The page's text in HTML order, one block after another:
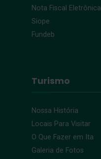
Nota Fiscal Eletrônica
Siope
Fundeb
Turismo
Nossa História
Locais Para Visitar
O Que Fazer em Ita
Galeria de Fotos